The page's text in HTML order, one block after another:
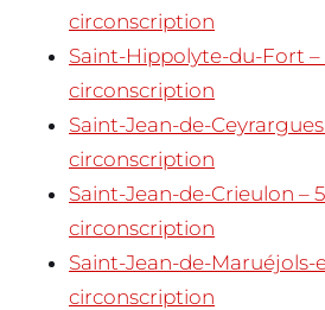
circonscription
Saint-Hippolyte-du-Fort –
circonscription
Saint-Jean-de-
circonscription
Saint-Jean-de-Crieulon –
circonscription
Saint-Jean-de-Maruéjols-
circonscription